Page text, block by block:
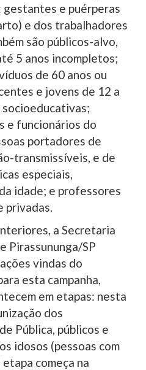
e puérperas
e dos trabalhadores
são públicos-alvo,
5 anos incompletos;
de 60 anos ou
e jovens de 12 a
socioeducativas;
e funcionários do
portadores de
transmissíveis, e de
especiais,
idade; e professores
privadas.
a Secretaria
Pirassununga/SP
vindas do
esta campanha,
em etapas: nesta
dos
Pública, públicos e
idosos (pessoas com
etapa começa na